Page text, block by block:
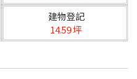
建物登記
14.59 坪